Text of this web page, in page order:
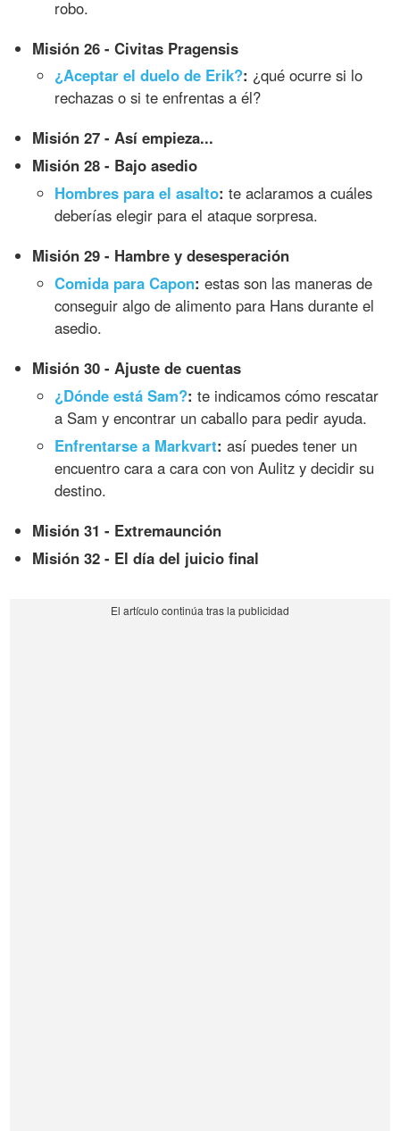
robo.
Misión 26 - Civitas Pragensis
¿Aceptar el duelo de Erik?: ¿qué ocurre si lo
rechazas o si te enfrentas a él?
Misión 27 - Así empieza...
Misión 28 - Bajo asedio
Hombres para el asalto: te aclaramos a cuáles
deberías elegir para el ataque sorpresa.
Misión 29 - Hambre y desesperación
Comida para Capon: estas son las maneras de
conseguir algo de alimento para Hans durante el
asedio.
Misión 30 - Ajuste de cuentas
¿Dónde está Sam?: te indicamos cómo rescatar
a Sam y encontrar un caballo para pedir ayuda.
Enfrentarse a Markvart: así puedes tener un
encuentro cara a cara con von Aulitz y decidir su
destino.
Misión 31 - Extremaunción
Misión 32 - El día del juicio final